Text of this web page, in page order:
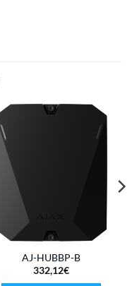
AJ-HUBBP-B
332,12€